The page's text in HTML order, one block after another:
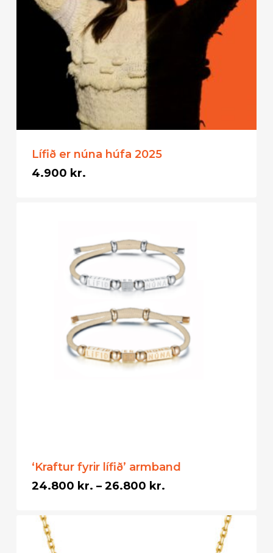
Lífið er núna húfa 2025
4.900 kr.
‘Kraftur fyrir lífið’ armband
24.800 kr. – 26.800 kr.Price
26.800 kr.